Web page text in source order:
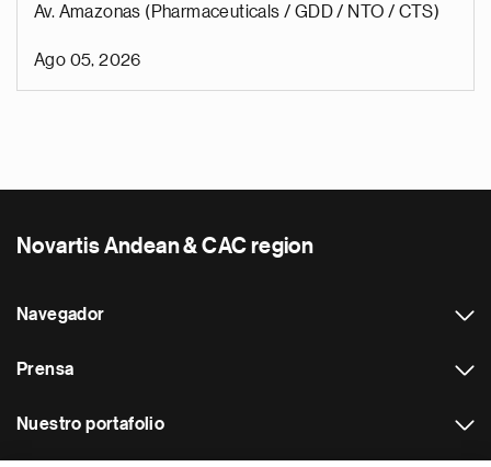
Av. Amazonas (Pharmaceuticals / GDD / NTO / CTS)
Ago 05, 2026
Novartis Andean & CAC region
Navegador
Prensa
Nuestro portafolio